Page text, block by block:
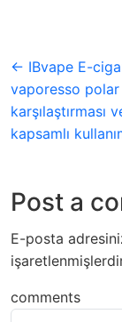
← IBvape E-
vaporesso
karşılaştırması
kapsamlı
Post a
E-posta
comments